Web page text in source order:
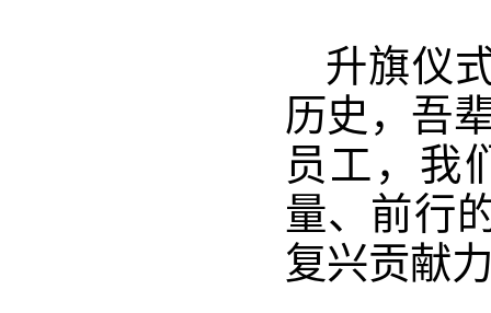
升旗仪
历史，吾
员工，我
量、前行
复兴贡献